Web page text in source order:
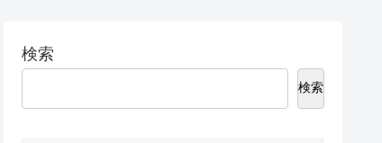
検索
検索